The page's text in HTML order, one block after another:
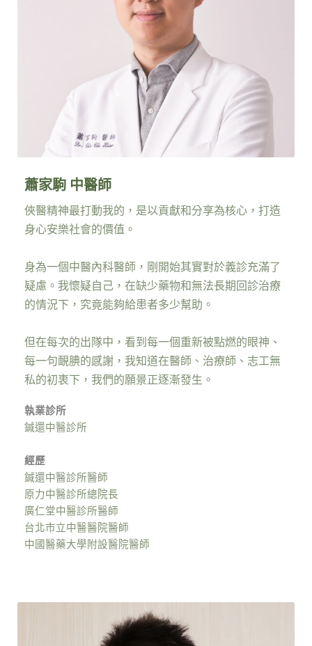
蕭家駒 中醫師
俠醫精神最打動我的，是以貢獻和分享為核心，打造
身心安樂社會的價值。
身為一個中醫內科醫師，剛開始其實對於義診充滿了
疑慮。我懷疑自己，在缺少藥物和無法長期回診治療
的情況下，究竟能夠給患者多少幫助。
但在每次的出隊中，看到每一個重新被點燃的眼神、
每一句靦腆的感謝，我知道在醫師、治療師、志工無
私的初衷下，我們的願景正逐漸發生。
執業診所
鍼還中醫診所
經歷
鍼還中醫診所醫師
原力中醫診所總院長
廣仁堂中醫診所醫師
台北市立中醫醫院醫師
中國醫藥大學附設醫院醫師